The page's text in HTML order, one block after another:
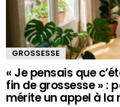
GROSSESSE
« Je pensais que
fin de grossesse » :
mérite un appel à la